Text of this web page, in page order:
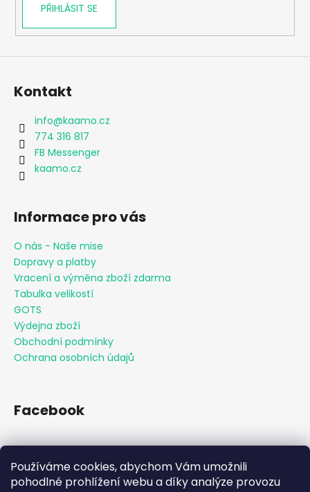
Používáme cookies, abychom Vám umožnili
pohodlné prohlížení webu a díky analýze provozu
PŘIHLÁSIT SE
Kontakt
info@kaamo.cz
774 316 817
FB Messenger
kaamo.cz
Informace pro vás
O nás - Naše mise
Dopravy a platby
Vracení a výměna zboží zdarma
Tabulka velikostí
GOTS
Výdejna zboží
Obchodní podmínky
Ochrana osobních údajů
Facebook
Přijímáme online platby